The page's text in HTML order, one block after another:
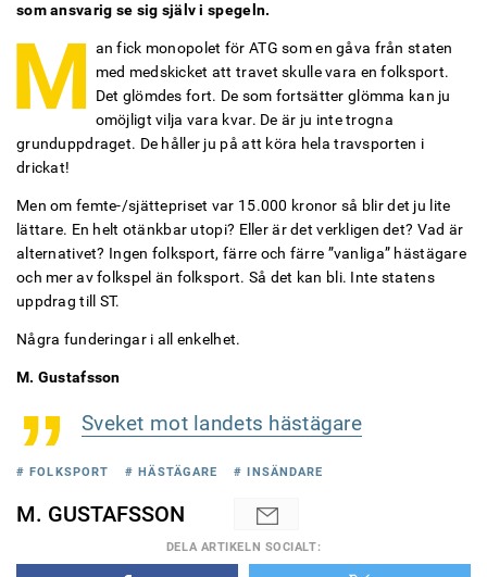
som ansvarig se sig själv i spegeln.
M an fick monopolet för ATG som en gåva från staten
med medskicket att travet skulle vara en folksport.
Det glömdes fort. De som fortsätter glömma kan ju
omöjligt vilja vara kvar. De är ju inte trogna
grunduppdraget. De håller ju på att köra hela travsporten i
drickat!
Men om femte-/sjättepriset var 15.000 kronor så blir det ju lite
lättare. En helt otänkbar utopi? Eller är det verkligen det? Vad är
alternativet? Ingen folksport, färre och färre ”vanliga” hästägare
och mer av folkspel än folksport. Så det kan bli. Inte statens
uppdrag till ST.
Några funderingar i all enkelhet.
M. Gustafsson
Sveket mot landets hästägare
# FOLKSPORT # HÄSTÄGARE # INSÄNDARE
M. GUSTAFSSON
DELA ARTIKELN SOCIALT: